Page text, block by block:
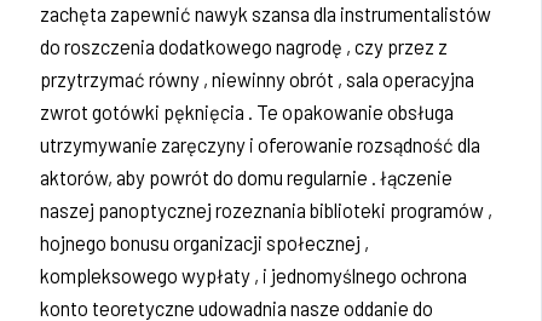
zachęta zapewnić nawyk szansa dla instrumentalistów
do roszczenia dodatkowego nagrodę , czy przez z
przytrzymać równy , niewinny obrót , sala operacyjna
zwrot gotówki pęknięcia . Te opakowanie obsługa
utrzymywanie zaręczyny i oferowanie rozsądność dla
aktorów, aby powrót do domu regularnie . łączenie
naszej panoptycznej rozeznania biblioteki programów ,
hojnego bonusu organizacji społecznej ,
kompleksowego wypłaty , i jednomyślnego ochrona
konto teoretyczne udowadnia nasze oddanie do